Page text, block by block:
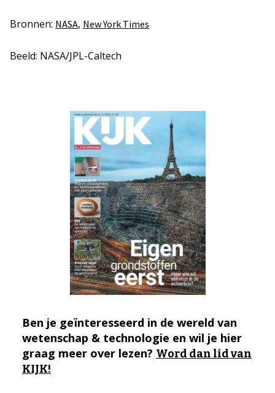
Bronnen: NASA, New York Times
Beeld: NASA/JPL-Caltech
Ben je geïnteresseerd in de wereld van
wetenschap & technologie en wil je hier
graag meer over lezen? Word dan lid van
KIJK!